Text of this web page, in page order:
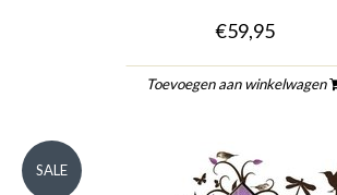
€59,95
Toevoegen aan winkelwagen
SALE